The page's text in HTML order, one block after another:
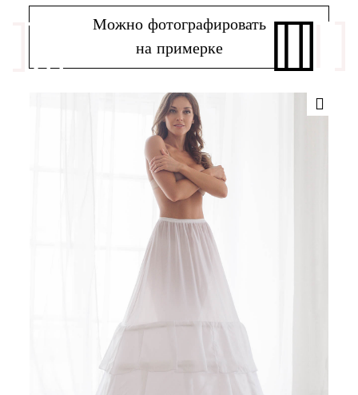
Можно фотографировать
на примерке